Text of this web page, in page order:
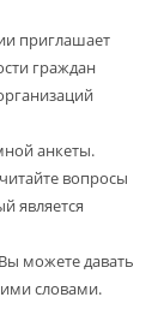
приглашает
граждан
анкеты.
вопросы
является
можете давать
словами.